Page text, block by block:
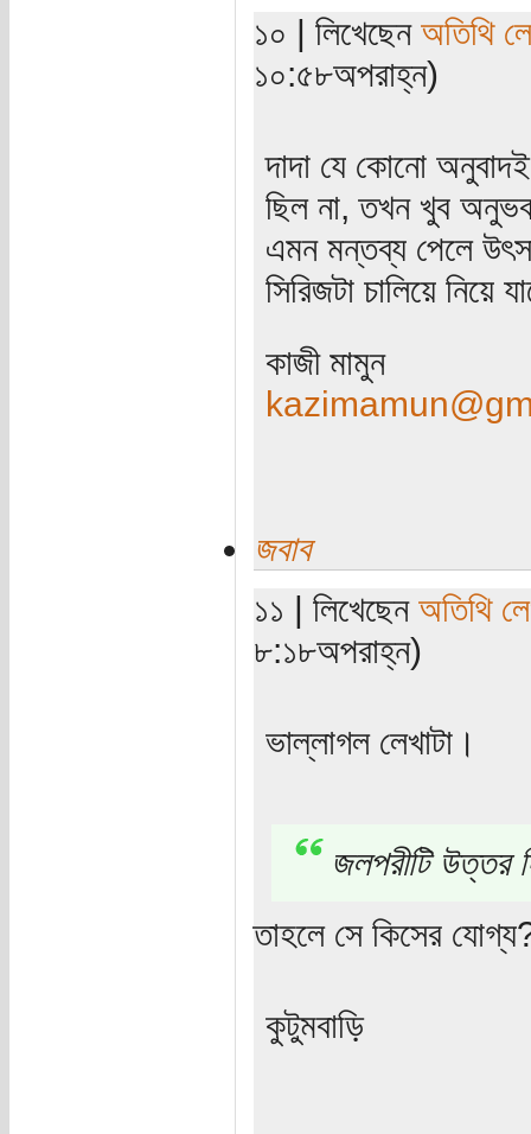
১০ | লিখেছেন অতিথি
১০:৫৮অপরাহ্ন)
দাদা যে কোনো
ছিল না, তখন খুব
এমন মন্তব্য পেলে
সিরিজটা চালিয়ে
কাজী মামুন
জবাব
১১ | লিখেছেন অতিথি
৮:১৮অপরাহ্ন)
ভাল্লাগল লেখাটা।
জলপরীটি উত্তর
তাহলে সে কিসের
কুটুমবাড়ি